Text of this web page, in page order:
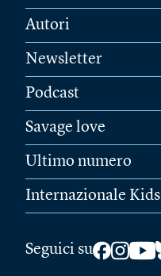
Autori
Newsletter
Podcast
Savage love
Ultimo numero
Internazionale Kids
Seguici su